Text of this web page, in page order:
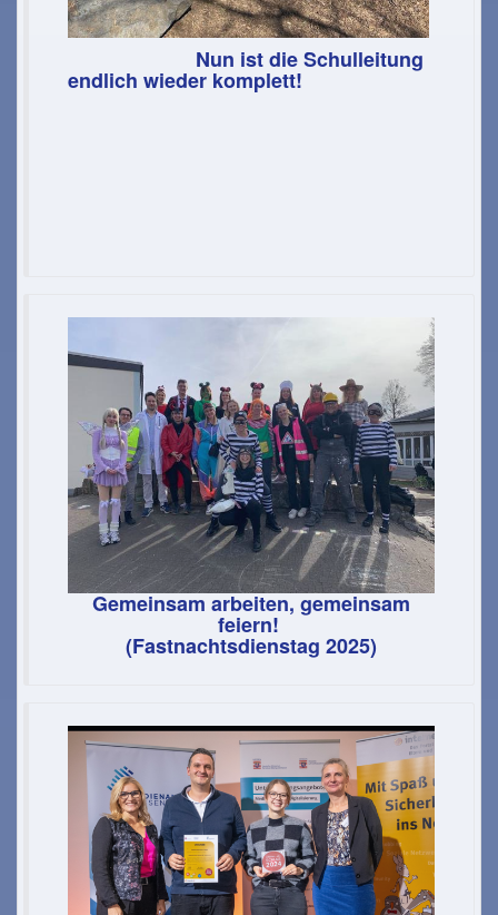
Nun ist die Schulleitung
endlich wieder komplett!
Gemeinsam arbeiten, gemeinsam
feiern!
(Fastnachtsdienstag 2025)